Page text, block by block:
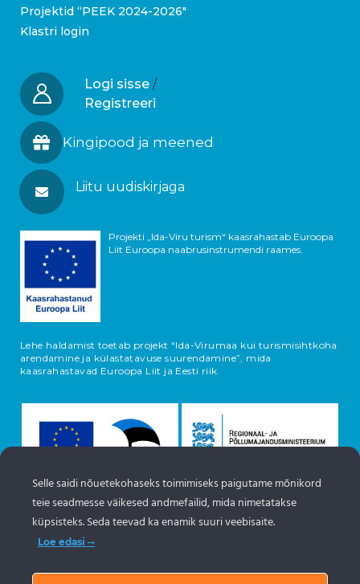
Projektid “PEEK 2024-2026″
Klastri login
Logi sisse /
Registreeri
Kingipood ja meened
Liitu uudiskirjaga
Projekti „Ida-Viru turism“ kaasrahastab Euroopa
Liit Euroopa naabrusinstrumendi raames.
Lehe haldamist toetab projekt “Ida-Virumaa kui turismisihtkoha
arendamine ja külastatavuse suurendamine”, mida
kaasrahastavad Euroopa Liit ja Eesti riik.
Objektide info pärineb Eesti turismiportaalist
Selle saidi nõuetekohaseks toimimiseks paigutame mõnikord
teie seadmesse väikesed andmefailid, mida nimetatakse
küpsisteks. Seda teevad ka enamik suuri veebisaite.
Loe edasi